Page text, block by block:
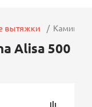
вытяжки
Alisa 500